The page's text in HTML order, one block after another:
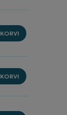
KORVI
KORVI